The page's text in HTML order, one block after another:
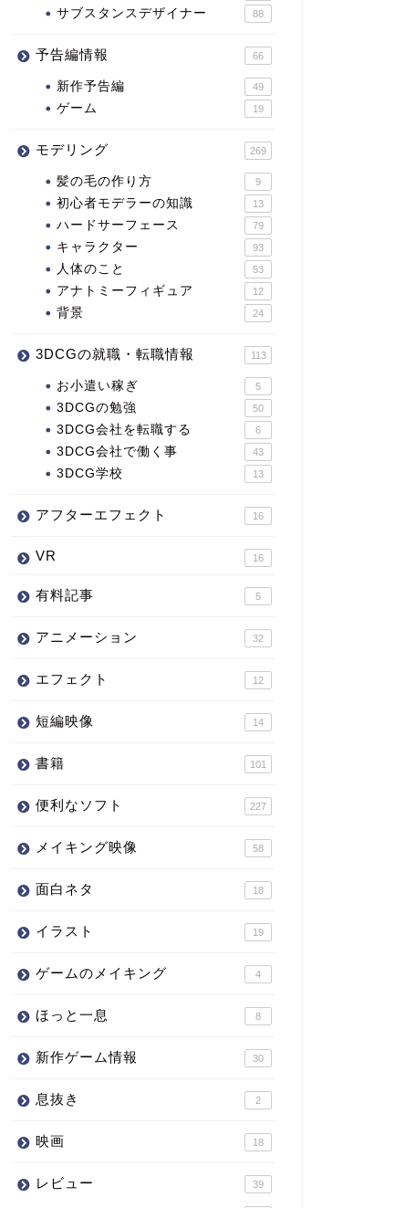
サブスタンスデザイナー 88
予告編情報 66
新作予告編 49
ゲーム 19
モデリング 269
髪の毛の作り方 9
初心者モデラーの知識 13
ハードサーフェース 79
キャラクター 93
人体のこと 53
アナトミーフィギュア 12
背景 24
3DCGの就職・転職情報 113
お小遣い稼ぎ 5
3DCGの勉強 50
3DCG会社を転職する 6
3DCG会社で働く事 43
3DCG学校 13
アフターエフェクト 16
VR 16
有料記事 5
アニメーション 32
エフェクト 12
短編映像 14
書籍 101
便利なソフト 227
メイキング映像 58
面白ネタ 18
イラスト 19
ゲームのメイキング 4
ほっと一息 8
新作ゲーム情報 30
息抜き 2
映画 18
レビュー 39